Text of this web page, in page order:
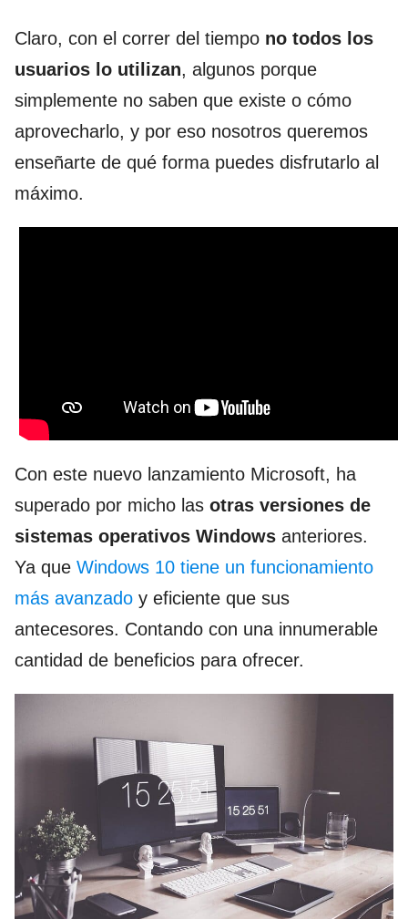
Claro, con el correr del tiempo no todos los
usuarios lo utilizan, algunos porque
simplemente no saben que existe o cómo
aprovecharlo, y por eso nosotros queremos
enseñarte de qué forma puedes disfrutarlo al
máximo.
Con este nuevo lanzamiento Microsoft, ha
superado por micho las otras versiones de
sistemas operativos Windows anteriores.
Ya que Windows 10 tiene un funcionamiento
más avanzado y eficiente que sus
antecesores. Contando con una innumerable
cantidad de beneficios para ofrecer.